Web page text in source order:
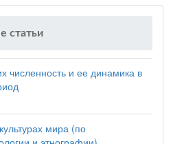
статьи
численность и ее динамика в
мира (по